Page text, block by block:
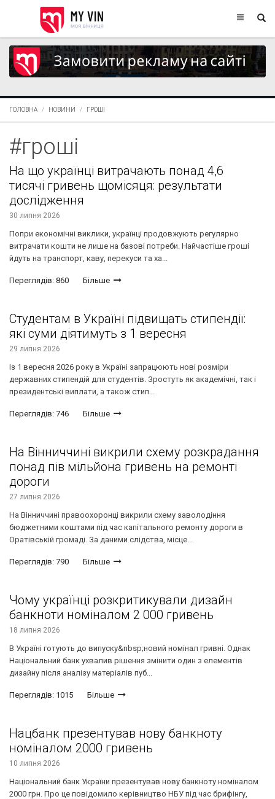
ГОЛОВНА НОВИНИ ГРОШІ
#гроші
На що українці витрачають понад 4,6
тисячі гривень щомісяця: результати
дослідження
30 липня 2026
Попри економічні виклики, українці продовжують регулярно
витрачати кошти не лише на базові потреби. Найчастіше гроші
йдуть на транспорт, каву, перекуси та ха...
Переглядів: 860 Більше
Студентам в Україні підвищать стипендії:
які суми діятимуть з 1 вересня
29 липня 2026
Із 1 вересня 2026 року в Україні запрацюють нові розміри
державних стипендій для студентів. Зростуть як академічні, так і
президентські виплати, а також стип...
Переглядів: 746 Більше
На Вінниччині викрили схему розкрадання
понад пів мільйона гривень на ремонті
дороги
27 липня 2026
На Вінниччині правоохоронці викрили схему заволодіння
бюджетними коштами під час капітального ремонту дороги в
Оратівській громаді. За даними слідства, місце...
Переглядів: 790 Більше
Чому українці розкритикували дизайн
банкноти номіналом 2 000 гривень
18 липня 2026
В Україні готують до випуску&nbsp;новий номінал гривні. Однак
Національний банк ухвалив рішення змінити один з елементів
дизайну після аналізу матеріалів пуб...
Переглядів: 1015 Більше
Нацбанк презентував нову банкноту
номіналом 2000 гривень
10 липня 2026
Національний банк України презентував нову банкноту номіналом
2000 грн. Про це повідомило керівництво НБУ під час брифінгу,